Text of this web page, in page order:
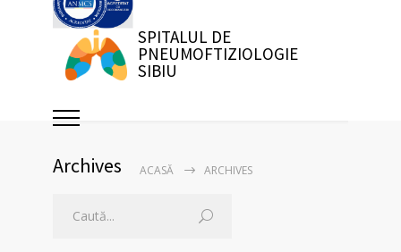
SPITALUL DE
PNEUMOFTIZIOLOGIE
SIBIU
Archives ACASĂ ARCHIVES